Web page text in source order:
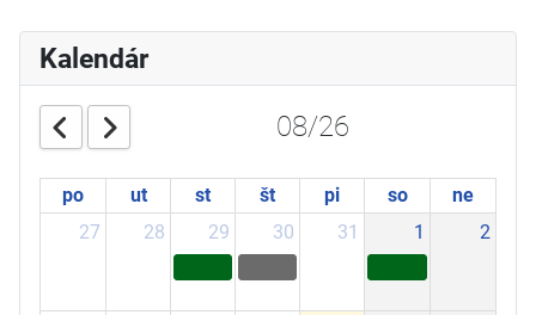
Kalendár
08/26
po ut st št pi so
ne
27
28 29 30 31 1 2